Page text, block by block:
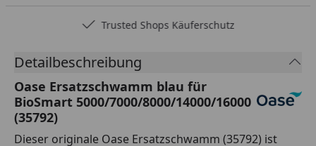
Trusted Shops Käuferschutz
Detailbeschreibung
Oase Ersatzschwamm blau für
BioSmart 5000/7000/8000/14000/16000
(35792)
Dieser originale Oase Ersatzschwamm (35792) ist